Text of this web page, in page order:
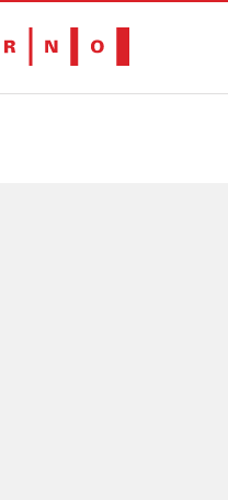
-